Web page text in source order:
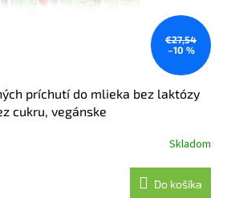
€27,54
–10 %
príchutí do mlieka bez laktózy
cukru, vegánske
Skladom
Do košíka